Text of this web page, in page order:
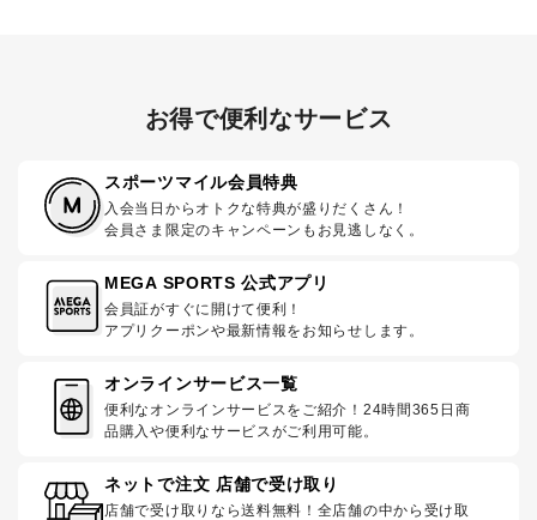
お得で便利なサービス
スポーツマイル会員特典
入会当日からオトクな特典が盛りだくさん！
会員さま限定のキャンペーンもお見逃しなく。
MEGA SPORTS 公式アプリ
会員証がすぐに開けて便利！
アプリクーポンや最新情報をお知らせします。
オンラインサービス一覧
便利なオンラインサービスをご紹介！24時間365日商
品購入や便利なサービスがご利用可能。
ネットで注文 店舗で受け取り
店舗で受け取りなら送料無料！全店舗の中から受け取